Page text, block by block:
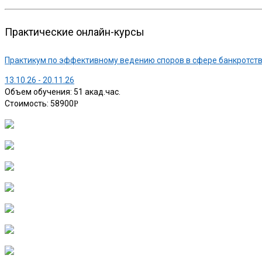
Практические онлайн-курсы
Практикум по эффективному ведению споров в сфере
13.10.26 - 20.11.26
Объем обучения: 51 акад.час.
Стоимость: 58900Р